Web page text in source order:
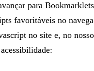
para
favoritáveis no
no site e, no